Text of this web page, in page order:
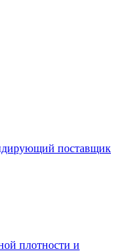
поставщик
плотности и